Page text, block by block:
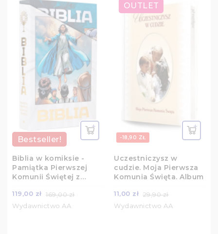
-50,00 ZŁ
Bestseller!
Biblia w komiksie -
Pamiątka Pierwszej
Komunii Świętej z
119,00 zł 169,00 zł
Wydawnictwo AA
-18,90 ZŁ
OUTLET
Uczestniczysz w
cudzie. Moja Pierwsza
Komunia Święta. Album
11,00 zł 29,90 zł
Wydawnictwo AA